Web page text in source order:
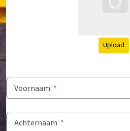
Upload
Voornaam *
Achternaam *